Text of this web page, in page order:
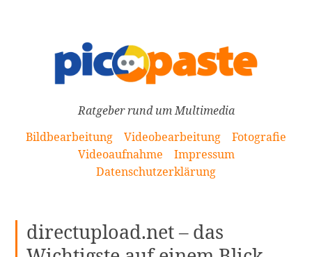
Ratgeber rund um Multimedia
Bildbearbeitung
Videobearbeitung
Fotografie
Videoaufnahme
Impressum
Datenschutzerklärung
directupload.net – das